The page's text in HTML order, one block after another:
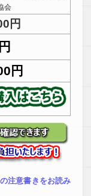
会
円
円
注意書きをお読み